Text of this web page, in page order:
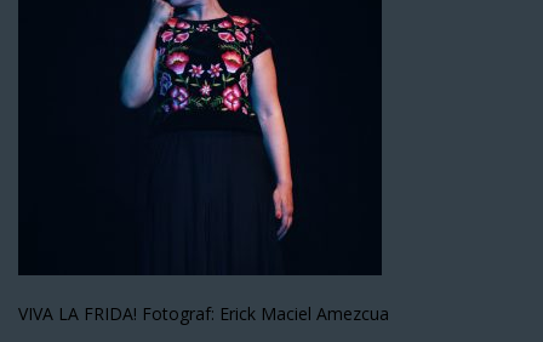
VIVA LA FRIDA! Fotograf: Erick Maciel Amezcua